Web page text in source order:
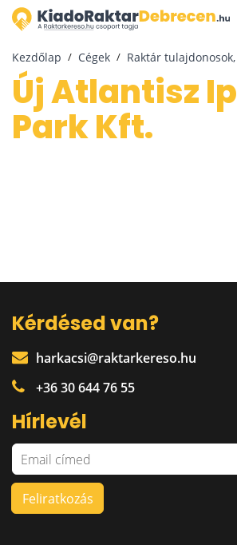
Kezdőlap Cégek Raktár
Új Atlantisz Ipari
Park Kft.
Kérdésed van?
harkacsi@raktarkereso.hu
+36 30 644 76 55
Hírlevél